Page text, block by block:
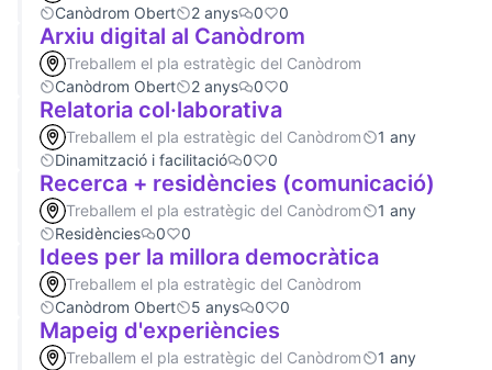
Canòdrom Obert
2 anys 0 0
Arxiu digital al Canòdrom
Treballem el pla estratègic del Canòdrom
Canòdrom Obert
2 anys 0 0
Relatoria col·laborativa
Treballem el pla estratègic del Canòdrom
1 any
Dinamització i facilitació
0 0
Recerca + residències (comunicació)
Treballem el pla estratègic del Canòdrom
1 any
Residències
0 0
Idees per la millora democràtica
Treballem el pla estratègic del Canòdrom
Canòdrom Obert
5 anys 0 0
Mapeig d'experiències
Treballem el pla estratègic del Canòdrom
1 any